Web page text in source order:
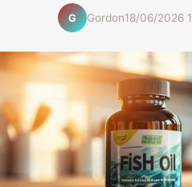
G Gordon18/06/2026